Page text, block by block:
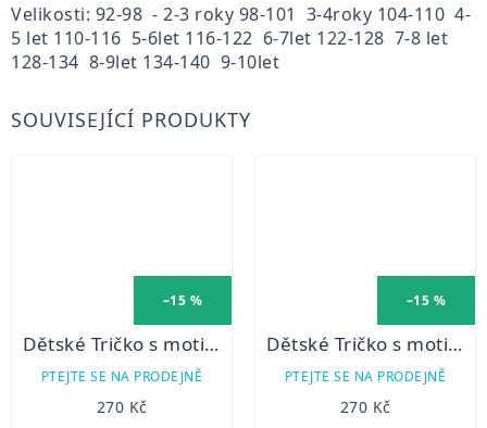
Velikosti: 92-98 - 2-3 roky 98-101 3-4roky 104-110 4-
5 let 110-116 5-6let 116-122 6-7let 122-128 7-8 let
128-134 8-9let 134-140 9-10let
SOUVISEJÍCÍ PRODUKTY
–15 %
Dětské Tričko s motivem zvířátka - ružové
PTEJTE SE NA PRODEJNĚ
270 Kč
–15 %
Dětské Tričko s motivem zvířátka - světle zelené
PTEJTE SE NA PRODEJNĚ
270 Kč